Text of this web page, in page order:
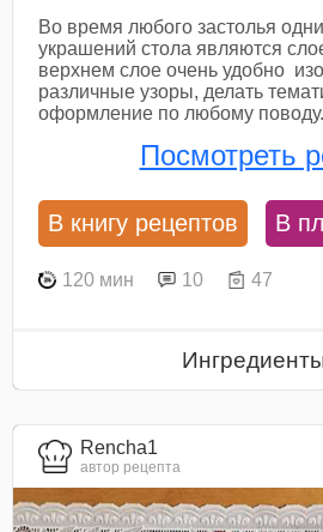
Во время любого застолья
украшений стола являются
верхнем слое очень удобно
различные узоры, делать
оформление по любому
Посмотреть
В книгу рецептов В
120 мин 10 47
Rencha1
автор рецепта